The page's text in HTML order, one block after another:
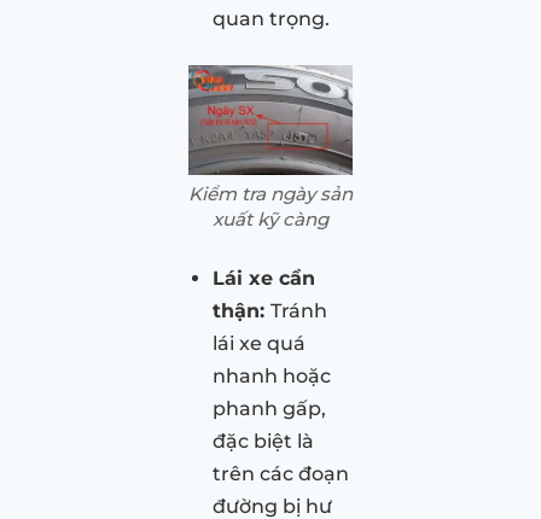
quan trọng.
Kiểm tra ngày sản
xuất kỹ càng
Lái xe cẩn
thận: Tránh
lái xe quá
nhanh hoặc
phanh gấp,
đặc biệt là
trên các đoạn
đường bị hư